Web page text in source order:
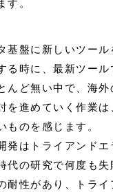
す。
基盤に新しいツー
る時に、最新ツール
んど無い中で、海外
を進めていく作業
ものを感じます。
発はトライアンドエ
代の研究で何度も失
耐性があり、トライ